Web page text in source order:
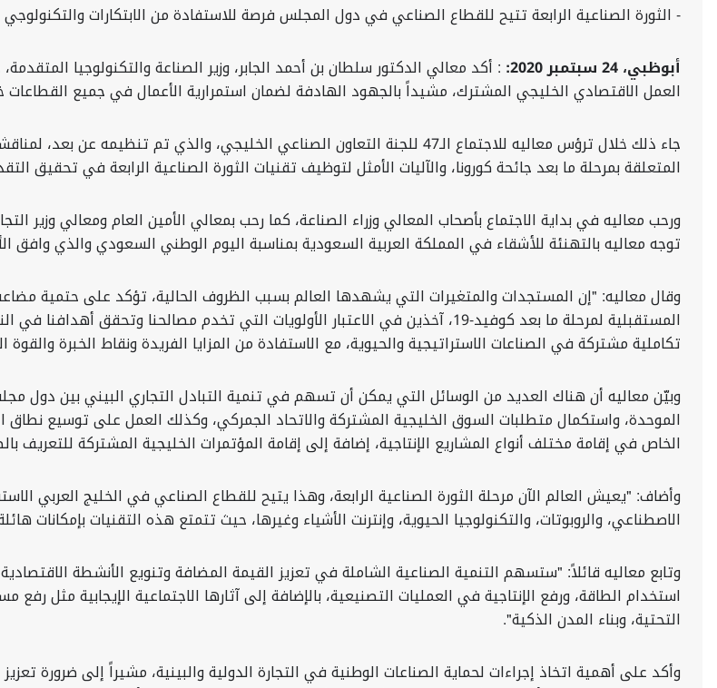
- الثورة الصناعية الرابعة تتيح للقطاع الصناعي في دول المجلس فرصة للاستفادة من الابتكارات
أبوظبي، 24 سبتمبر 2020:
: أكد معالي الدكتور سلطان بن أحمد الجابر، وزير الصناعة والتكنولوجيا
العمل الاقتصادي الخليجي المشترك، مشيداً بالجهود الهادفة لضمان استمرارية الأعمال في جميع القطاعات
جاء ذلك خلال ترؤس معاليه للاجتماع الـ47 للجنة التعاون الصناعي الخليجي، والذي
المتعلقة بمرحلة ما بعد جائحة كورونا، والآليات الأمثل لتوظيف تقنيات الثورة الصناعية الرابعة في تحقيق
ورحب معاليه في بداية الاجتماع بأصحاب المعالي وزراء الصناعة، كما رحب بمعالي الأمين العام ومعالي وزير
توجه معاليه بالتهنئة للأشقاء في المملكة العربية السعودية بمناسبة اليوم الوطني السعودي والذي وافق الأربعاء 23
وقال معاليه: "إن المستجدات والمتغيرات التي يشهدها العالم بسبب الظروف الحالية، تؤكد على حتمية
المستقبلية لمرحلة ما بعد كوفيد-19، آخذين في الاعتبار الأولويات التي تخدم مصالحنا
تكاملية مشتركة في الصناعات الاستراتيجية والحيوية، مع الاستفادة من المزايا الفريدة ونقاط الخبرة
وبيّن معاليه أن هناك العديد من الوسائل التي يمكن أن تسهم في تنمية التبادل التجاري البيني بين دول
الموحدة، واستكمال متطلبات السوق الخليجية المشتركة والاتحاد الجمركي، وكذلك العمل على توسيع
الخاص في إقامة مختلف أنواع المشاريع الإنتاجية، إضافة إلى إقامة المؤتمرات الخليجية المشتركة للتعريف
وأضاف: "يعيش العالم الآن مرحلة الثورة الصناعية الرابعة، وهذا يتيح للقطاع الصناعي في الخليج العربي
الاصطناعي، والروبوتات، والتكنولوجيا الحيوية، وإنترنت الأشياء وغيرها، حيث تتمتع هذه التقنيات
وتابع معاليه قائلاً: "ستسهم التنمية الصناعية الشاملة في تعزيز القيمة المضافة وتنويع الأنشطة
استخدام الطاقة، ورفع الإنتاجية في العمليات التصنيعية، بالإضافة إلى آثارها الاجتماعية الإيجابية مثل
التحتية، وبناء المدن الذكية".
وأكد على أهمية اتخاذ إجراءات لحماية الصناعات الوطنية في التجارة الدولية والبينية، مشيراً إلى ضرورة